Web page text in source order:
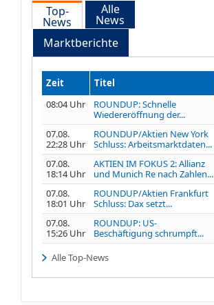
Top-
News
Alle
News
Marktberichte
Zeit
Titel
08:04 Uhr
ROUNDUP: Schnelle
Wiedereröffnung der...
07.08.
22:28 Uhr
ROUNDUP/Aktien New York
Schluss: Arbeitsmarktdaten...
07.08.
18:14 Uhr
AKTIEN IM FOKUS 2: Allianz
und Munich Re nach Zahlen...
07.08.
18:01 Uhr
ROUNDUP/Aktien Frankfurt
Schluss: Dax setzt...
07.08.
15:26 Uhr
ROUNDUP: US-
Beschäftigung schrumpft...
Alle Top-News